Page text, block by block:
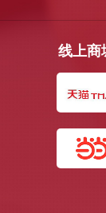
线上商